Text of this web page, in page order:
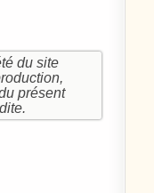
du site
présent